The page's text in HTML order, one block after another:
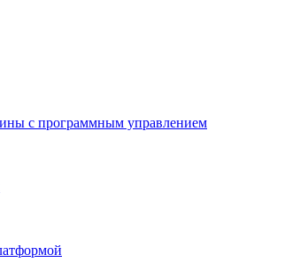
с программным управлением